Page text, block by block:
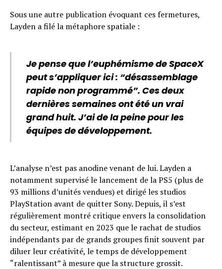
Sous une autre publication évoquant ces fermetures,
Layden a filé la métaphore spatiale :
Je pense que l’euphémisme de SpaceX
peut s’appliquer ici : “désassemblage
rapide non programmé”. Ces deux
dernières semaines ont été un vrai
grand huit. J’ai de la peine pour les
équipes de développement.
L’analyse n’est pas anodine venant de lui. Layden a
notamment supervisé le lancement de la PS5 (plus de
93 millions d’unités vendues) et dirigé les studios
PlayStation avant de quitter Sony. Depuis, il s’est
régulièrement montré critique envers la consolidation
du secteur, estimant en 2023 que le rachat de studios
indépendants par de grands groupes finit souvent par
diluer leur créativité, le temps de développement
“ralentissant” à mesure que la structure grossit.